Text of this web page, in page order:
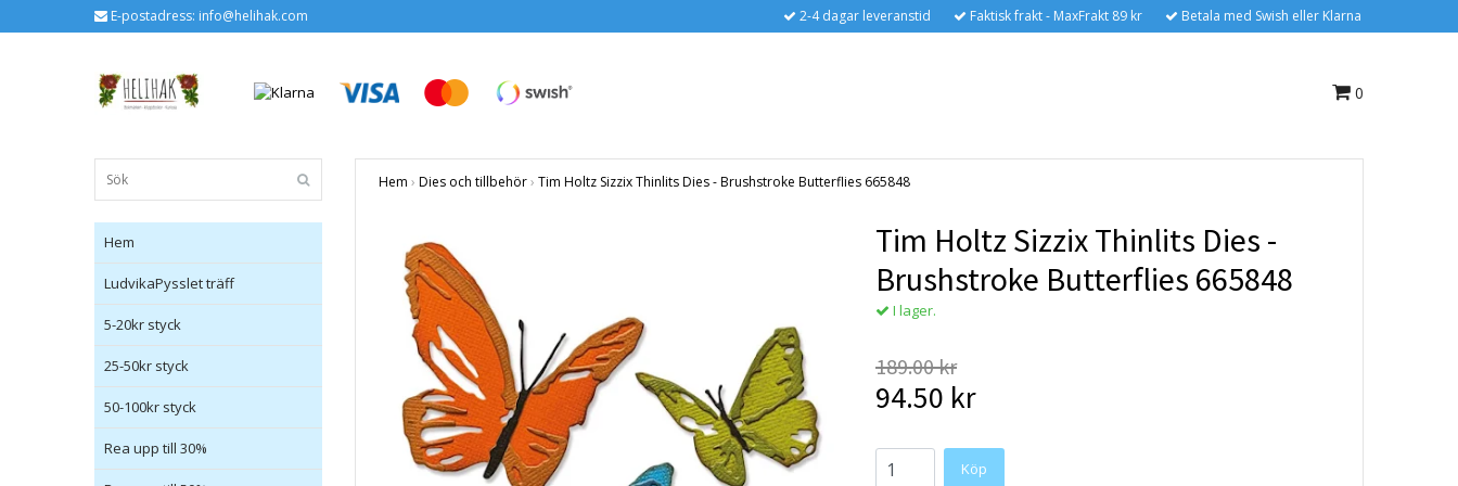
E-postadress: info@helihak.com 2-4 dagar leveranstid Faktisk frakt - MaxFrakt 89 kr Betala med Swish eller Klarna
0
Hem
LudvikaPysslet träff
5-20kr styck
25-50kr styck
50-100kr styck
Rea upp till 30%
Hem › Dies och tillbehör› Tim Holtz Sizzix Thinlits Dies - Brushstroke Butterflies 665848
Tim Holtz Sizzix Thinlits Dies -
Brushstroke Butterflies 665848
I lager.
189.00 kr
94.50 kr